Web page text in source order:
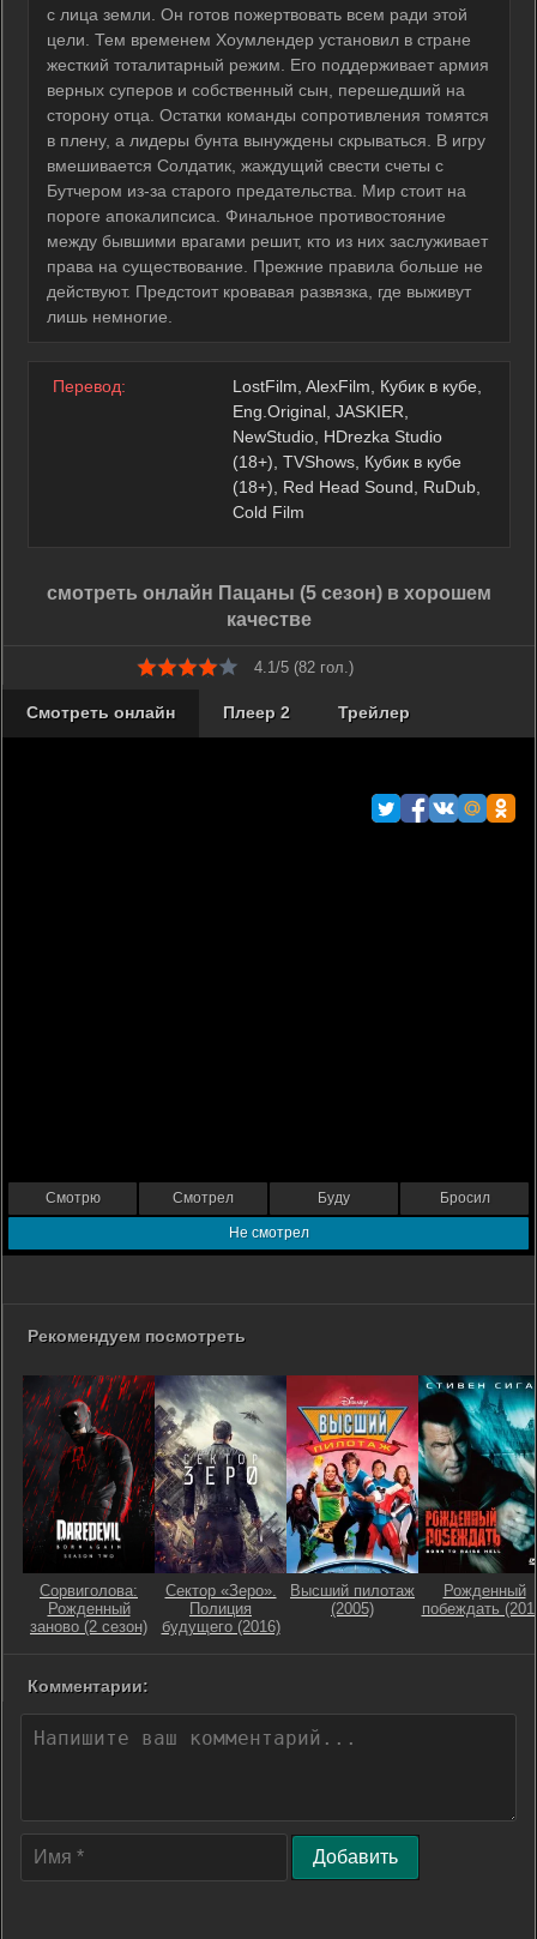
с лица земли. Он готов пожертвовать всем ради этой
цели. Тем временем Хоумлендер установил в стране
жесткий тоталитарный режим. Его поддерживает армия
верных суперов и собственный сын, перешедший на
сторону отца. Остатки команды сопротивления томятся
в плену, а лидеры бунта вынуждены скрываться. В игру
вмешивается Солдатик, жаждущий свести счеты с
Бутчером из-за старого предательства. Мир стоит на
пороге апокалипсиса. Финальное противостояние
между бывшими врагами решит, кто из них заслуживает
права на существование. Прежние правила больше не
действуют. Предстоит кровавая развязка, где выживут
лишь немногие.
Перевод:
LostFilm, AlexFilm, Кубик в кубе,
Eng.Original, JASKIER,
NewStudio, HDrezka Studio
(18+), TVShows, Кубик в кубе
(18+), Red Head Sound, RuDub,
Cold Film
смотреть онлайн Пацаны (5 сезон) в хорошем
качестве
4.1/5 (82 гол.)
Смотреть онлайн Плеер 2 Трейлер
Смотрю Смотрел Буду Бросил
Не смотрел
Рекомендуем посмотреть
Сорвиголова:
Рожденный
заново (2 сезон)
Сектор «Зеро».
Полиция
будущего (2016)
Высший пилотаж
(2005)
Рожденный
побеждать
Комментарии:
Добавить